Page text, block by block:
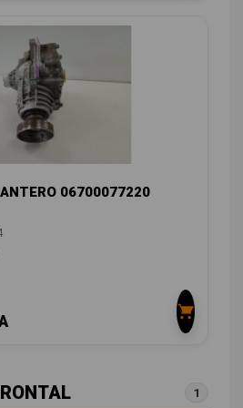
06700077220
1